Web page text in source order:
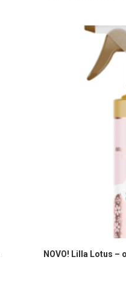
NOVO! Lilla Lotus